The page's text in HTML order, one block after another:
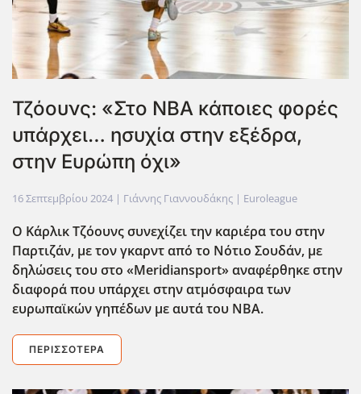
Τζόουνς: «Στο ΝΒΑ κάποιες φορές
υπάρχει… ησυχία στην εξέδρα,
στην Ευρώπη όχι»
16 Σεπτεμβρίου 2024 | Γιάννης Γιαννουδάκης | Euroleague
Ο Κάρλικ Τζόουνς συνεχίζει την καριέρα του στην
Παρτιζάν, με τον γκαρντ από το Νότιο Σουδάν, με
δηλώσεις του στο «Meridiansport» αναφέρθηκε στην
διαφορά που υπάρχει στην ατμόσφαιρα των
ευρωπαϊκών γηπέδων με αυτά του ΝΒΑ.
ΠΕΡΙΣΣΌΤΕΡΑ